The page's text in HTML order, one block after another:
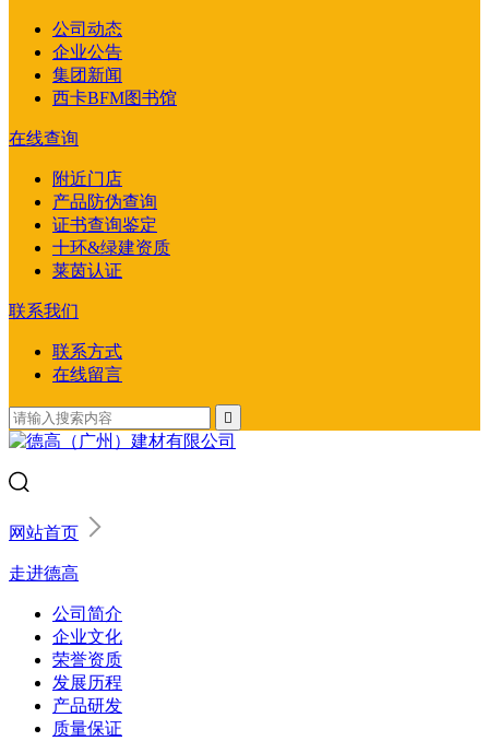
公司动态
企业公告
集团新闻
西卡BFM图书馆
在线查询
附近门店
产品防伪查询
证书查询鉴定
十环&绿建资质
莱茵认证
联系我们
联系方式
在线留言

网站首页
走进德高
公司简介
企业文化
荣誉资质
发展历程
产品研发
质量保证